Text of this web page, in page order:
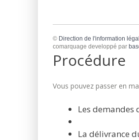
© Direction de l'information
comarquage developpé par
Procédure
Vous pouvez passer en
Les demandes
La délivrance